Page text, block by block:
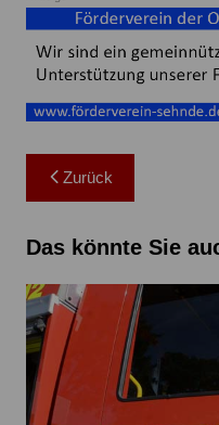
Zurück
Das könnte Sie